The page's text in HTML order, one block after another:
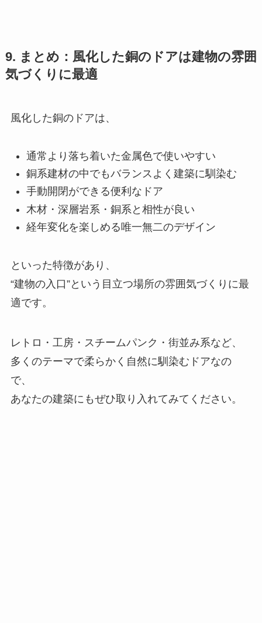
9. まとめ：風化した銅のドアは建物の雰囲
気づくりに最適
風化した銅のドアは、
通常より落ち着いた金属色で使いやすい
銅系建材の中でもバランスよく建築に馴染む
手動開閉ができる便利なドア
木材・深層岩系・銅系と相性が良い
経年変化を楽しめる唯一無二のデザイン
といった特徴があり、
“建物の入口”という目立つ場所の雰囲気づくりに最
適です。
レトロ・工房・スチームパンク・街並み系など、
多くのテーマで柔らかく自然に馴染むドアなの
で、
あなたの建築にもぜひ取り入れてみてください。